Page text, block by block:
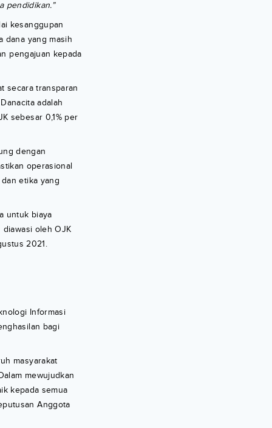
pendidikan.”
kesanggupan
dana yang masih
pengajuan kepada
secara transparan
adalah
sebesar 0,1% per
dengan
operasional
etika yang
untuk biaya
oleh OJK
2021.
Informasi
bagi
masyarakat
mewujudkan
kepada semua
Anggota